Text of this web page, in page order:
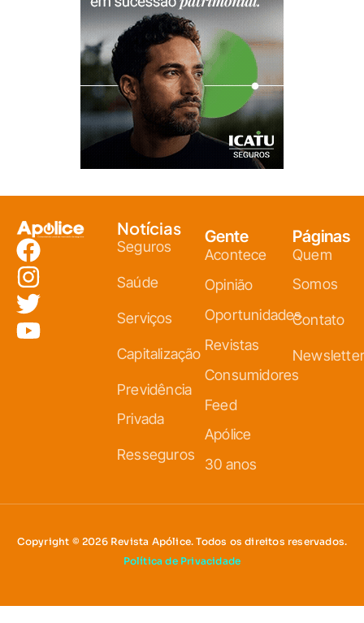
Notícias
Seguros
Saúde
Serviços
Capitalização
Previdência
Privada
Resseguros
Gente
Acontece
Opinião
Oportunidades
Revistas
Consumidores
Feed
Apólice
30 anos
Páginas
Quem
Somos
Contato
Newsletter
Copyright © 2026 Revista Apólice. Todos os direitos reservados.
Política de Privacidade